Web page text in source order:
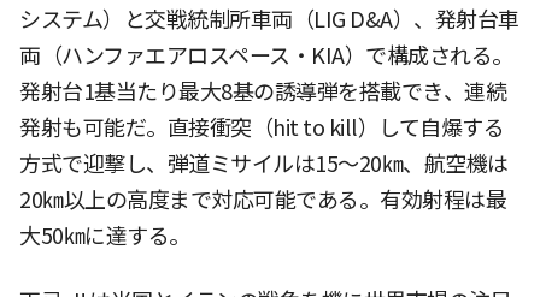
システム）と交戦統制所車両（LIG D&A）、発射台車
両（ハンファエアロスペース・KIA）で構成される。
発射台1基当たり最大8基の誘導弾を搭載でき、連続
発射も可能だ。直接衝突（hit to kill）して自爆する
方式で迎撃し、弾道ミサイルは15〜20㎞、航空機は
20㎞以上の高度まで対応可能である。有効射程は最
大50㎞に達する。